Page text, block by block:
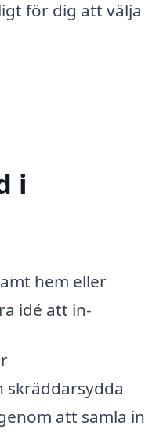
för dig att välja
i
hem eller
idé att in-
skräddarsydda
att samla in